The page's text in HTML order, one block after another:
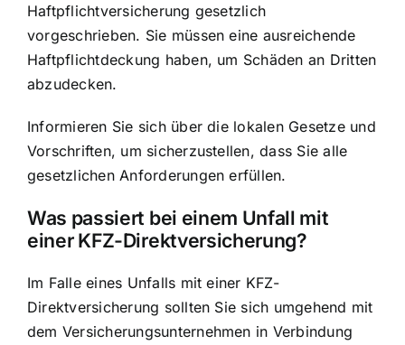
Haftpflichtversicherung gesetzlich
vorgeschrieben. Sie müssen eine ausreichende
Haftpflichtdeckung haben, um Schäden an Dritten
abzudecken.
Informieren Sie sich über die lokalen Gesetze und
Vorschriften, um sicherzustellen, dass Sie alle
gesetzlichen Anforderungen erfüllen.
Was passiert bei einem Unfall mit
einer KFZ-Direktversicherung?
Im Falle eines Unfalls mit einer KFZ-
Direktversicherung sollten Sie sich umgehend mit
dem Versicherungsunternehmen in Verbindung